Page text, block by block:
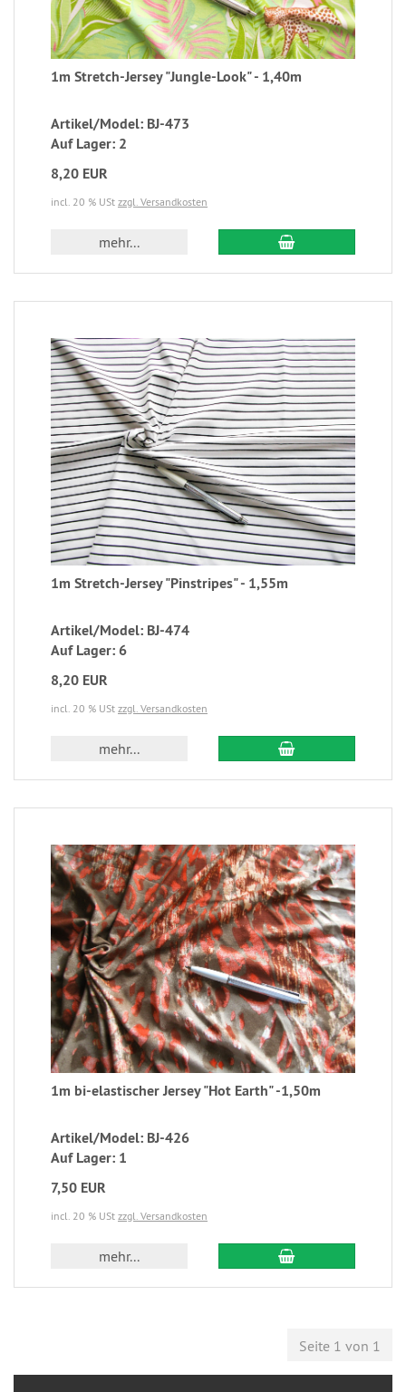
1m Stretch-Jersey "Jungle-Look" - 1,40m
Artikel/Model: BJ-473
Auf Lager: 2
8,20 EUR
incl. 20 % USt zzgl. Versandkosten
mehr...
1m Stretch-Jersey "Pinstripes" - 1,55m
Artikel/Model: BJ-474
Auf Lager: 6
8,20 EUR
incl. 20 % USt zzgl. Versandkosten
mehr...
1m bi-elastischer Jersey "Hot Earth" -1,50m
Artikel/Model: BJ-426
Auf Lager: 1
7,50 EUR
incl. 20 % USt zzgl. Versandkosten
mehr...
Seite 1 von 1